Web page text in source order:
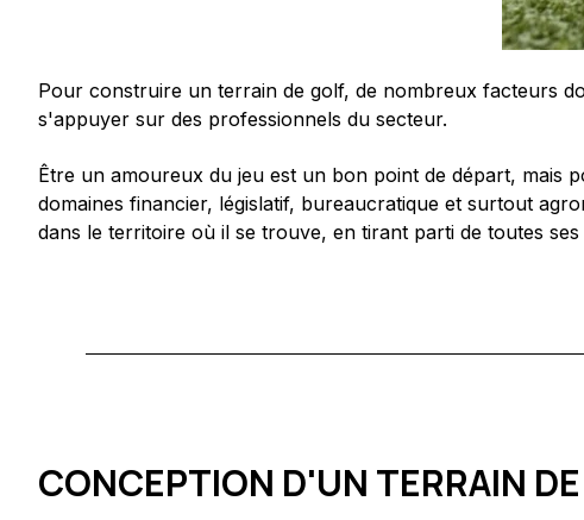
Pour construire un terrain de golf, de nombreux facteurs
s'appuyer sur des professionnels du secteur.
Être un amoureux du jeu est un bon point de départ, mais
domaines financier, législatif, bureaucratique et surtout
dans le territoire où il se trouve, en tirant parti de toutes ses
CONCEPTION D'UN TERRAIN